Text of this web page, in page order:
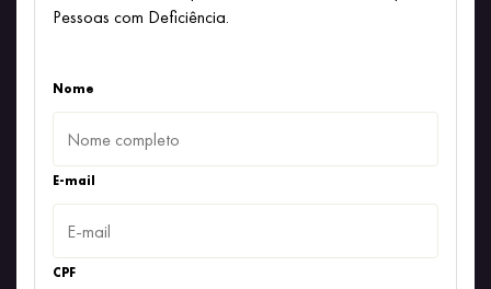
Pessoas com Deficiência.
Nome
E-mail
CPF